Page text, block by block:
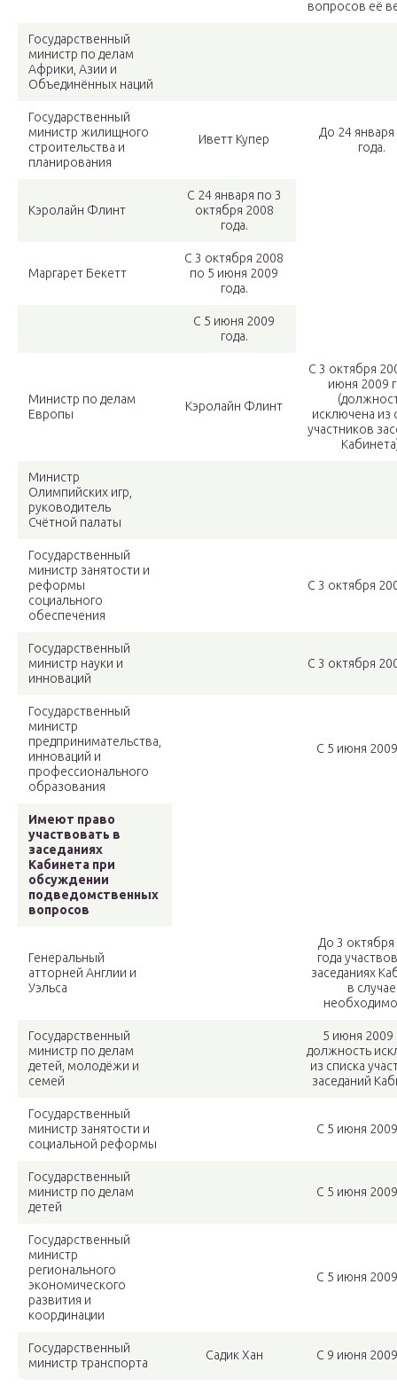
вопросов её
Государственный
министр по делам
Африки, Азии и
Объединённых наций
Государственный
министр жилищного
строительства и
планирования
Иветт Купер
До 24
года.
Кэролайн Флинт
С 24 января по 3
октября 2008
года.
Маргарет Бекетт
С 3 октября 2008
по 5 июня 2009
года.
С 5 июня 2009
года.
Министр по делам
Европы
Кэролайн Флинт
С 3 октября
июня 2009
исключена из
участников
Министр
Олимпийских игр,
руководитель
Счётной палаты
Государственный
министр занятости и
реформы
социального
обеспечения
С 3 октября
Государственный
министр науки и
инноваций
С 3 октября
Государственный
министр
предпринимательства,
инноваций и
профессионального
образования
С 5 июня 2009
Имеют право
участвовать в
заседаниях
Кабинета при
обсуждении
подведомственных
вопросов
Генеральный
атторней Англии и
Уэльса
До 3
года
заседаниях
в случае
Государственный
министр по делам
детей, молодёжи и
семей
5 июня 2009
должность
из списка
заседаний
Государственный
министр занятости и
социальной реформы
С 5 июня 2009
Государственный
министр по делам
детей
С 5 июня 2009
Государственный
министр
регионального
экономического
развития и
координации
С 5 июня 2009
Государственный
министр транспорта
Садик Хан С 9 июня 2009